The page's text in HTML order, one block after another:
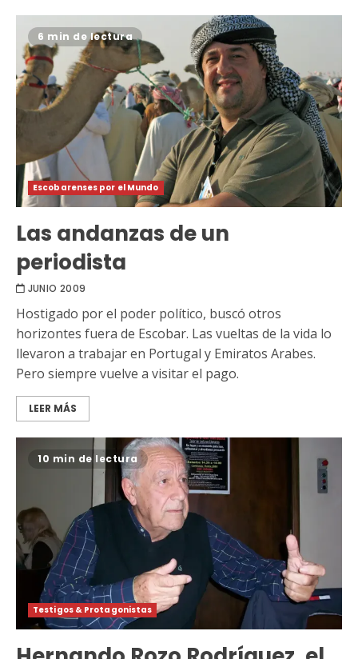
6 min de lectura
Escobarenses por el Mundo
Las andanzas de un
periodista
JUNIO 2009
Hostigado por el poder político, buscó otros
horizontes fuera de Escobar. Las vueltas de la vida lo
llevaron a trabajar en Portugal y Emiratos Arabes.
Pero siempre vuelve a visitar el pago.
LEER MÁS
10 min de lectura
Testigos & Protagonistas